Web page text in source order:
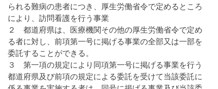
られる難病の患者につき、厚生労働省令で定めるところ
により、訪問看護を行う事業
２ 都道府県は、医療機関その他の厚生労働省令で定め
る者に対し、前項第一号に掲げる事業の全部又は一部を
委託することができる。
３ 第一項の規定により同項第一号に掲げる事業を行う
都道府県及び前項の規定による委託を受けて当該委託に